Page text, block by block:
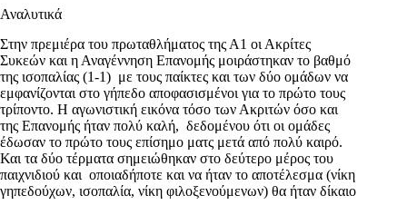
Αναλυτικά
Στην πρεμιέρα του πρωταθλήματος της Α1 οι Ακρίτες
Συκεών και η Αναγέννηση Επανομής μοιράστηκαν το βαθμό
της ισοπαλίας (1-1) με τους παίκτες και των δύο ομάδων να
εμφανίζονται στο γήπεδο αποφασισμένοι για το πρώτο τους
τρίποντο. Η αγωνιστική εικόνα τόσο των Ακριτών όσο και
της Επανομής ήταν πολύ καλή, δεδομένου ότι οι ομάδες
έδωσαν το πρώτο τους επίσημο ματς μετά από πολύ καιρό.
Και τα δύο τέρματα σημειώθηκαν στο δεύτερο μέρος του
παιχνιδιού και οποιαδήποτε και να ήταν το αποτέλεσμα (νίκη
γηπεδούχων, ισοπαλία, νίκη φιλοξενούμενων) θα ήταν δίκαιο